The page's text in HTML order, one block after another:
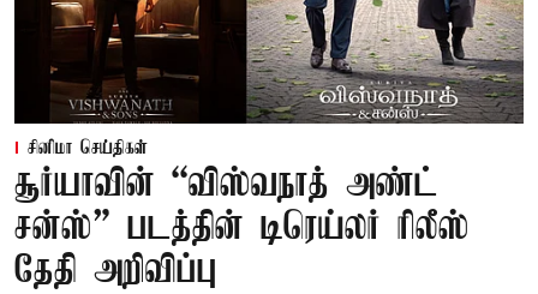
சினிமா செய்திகள்
சூர்யாவின் “விஸ்வநாத் அண்ட்
சன்ஸ்” படத்தின் டிரெய்லர் ரிலீஸ்
தேதி அறிவிப்பு